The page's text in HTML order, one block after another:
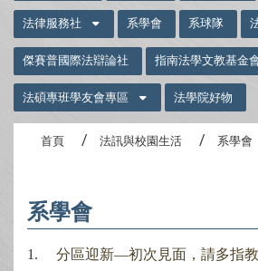
法律服務社 系學會 系球隊
傑賽普國際法辯論社 指南法學文教基金
法碩專班學友會專區 法學院好物
首頁 法訊與校園生活 系學會
系學會
1. 分區迎新—初次見面，請多指教